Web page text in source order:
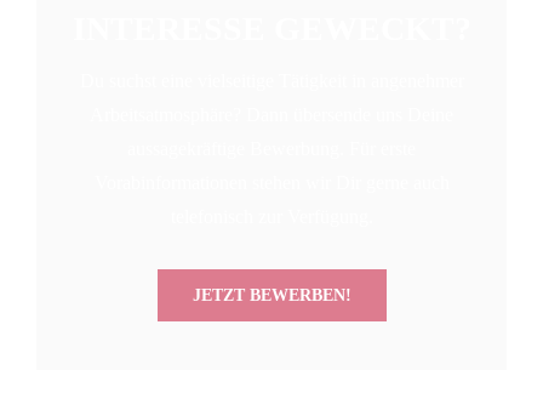
JETZT BEWERBEN!